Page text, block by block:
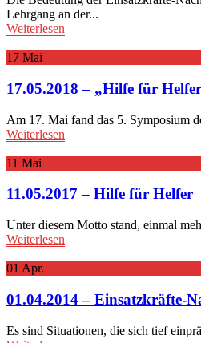
Lehrgang an der...
Weiterlesen
17 Mai
17.05.2018 – „Hilfe für
Am 17. Mai fand das 5. Symposium
Weiterlesen
11 Mai
11.05.2017 – Hilfe für Helfer
Unter diesem Motto stand, einmal
Weiterlesen
01 Apr.
01.04.2014 – Einsatzkräfte-
Es sind Situationen, die sich tief